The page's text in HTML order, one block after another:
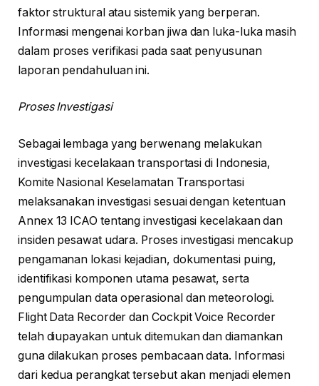
faktor struktural atau sistemik yang berperan.
Informasi mengenai korban jiwa dan luka-luka masih
dalam proses verifikasi pada saat penyusunan
laporan pendahuluan ini.
Proses Investigasi
Sebagai lembaga yang berwenang melakukan
investigasi kecelakaan transportasi di Indonesia,
Komite Nasional Keselamatan Transportasi
melaksanakan investigasi sesuai dengan ketentuan
Annex 13 ICAO tentang investigasi kecelakaan dan
insiden pesawat udara. Proses investigasi mencakup
pengamanan lokasi kejadian, dokumentasi puing,
identifikasi komponen utama pesawat, serta
pengumpulan data operasional dan meteorologi.
Flight Data Recorder dan Cockpit Voice Recorder
telah diupayakan untuk ditemukan dan diamankan
guna dilakukan proses pembacaan data. Informasi
dari kedua perangkat tersebut akan menjadi elemen